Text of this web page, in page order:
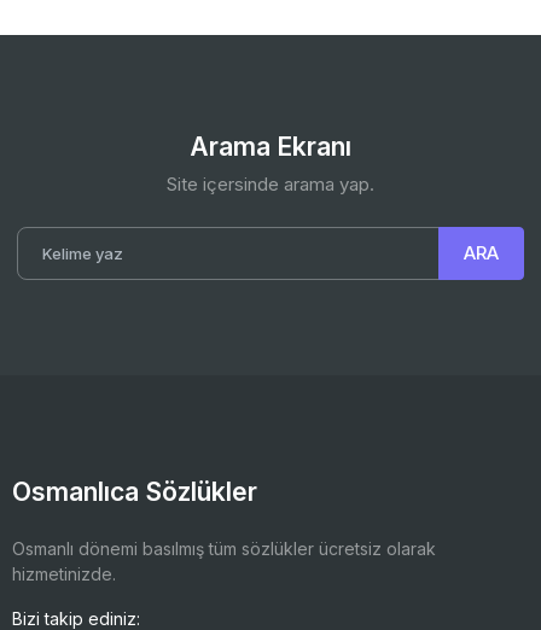
Arama Ekranı
Site içersinde arama yap.
Osmanlıca Sözlükler
Osmanlı dönemi basılmış tüm sözlükler ücretsiz olarak
hizmetinizde.
Bizi takip ediniz: